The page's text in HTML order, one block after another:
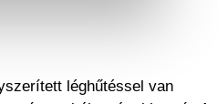
léghűtéssel van